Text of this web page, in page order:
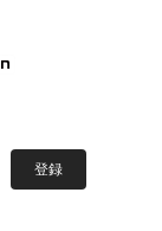
登録